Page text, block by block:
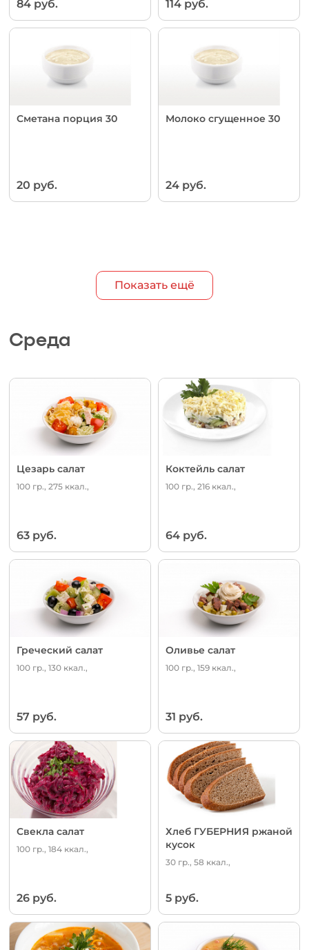
84 руб. 114 руб.
Сметана порция 30
20 руб.
Молоко сгущенное 30
24 руб.
Показать ещё
Среда
Цезарь салат
100 гр., 275 ккал.,
63 руб.
Коктейль салат
100 гр., 216 ккал.,
64 руб.
Греческий салат
100 гр., 130 ккал.,
57 руб.
Оливье салат
100 гр., 159 ккал.,
31 руб.
Свекла салат
100 гр., 184 ккал.,
26 руб.
Хлеб ГУБЕРНИЯ ржаной
кусок
30 гр., 58 ккал.,
5 руб.